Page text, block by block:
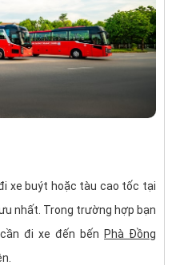
xe buýt hoặc tàu cao tốc tại
nhất. Trong trường hợp bạn
đi xe đến bến Phà Đồng